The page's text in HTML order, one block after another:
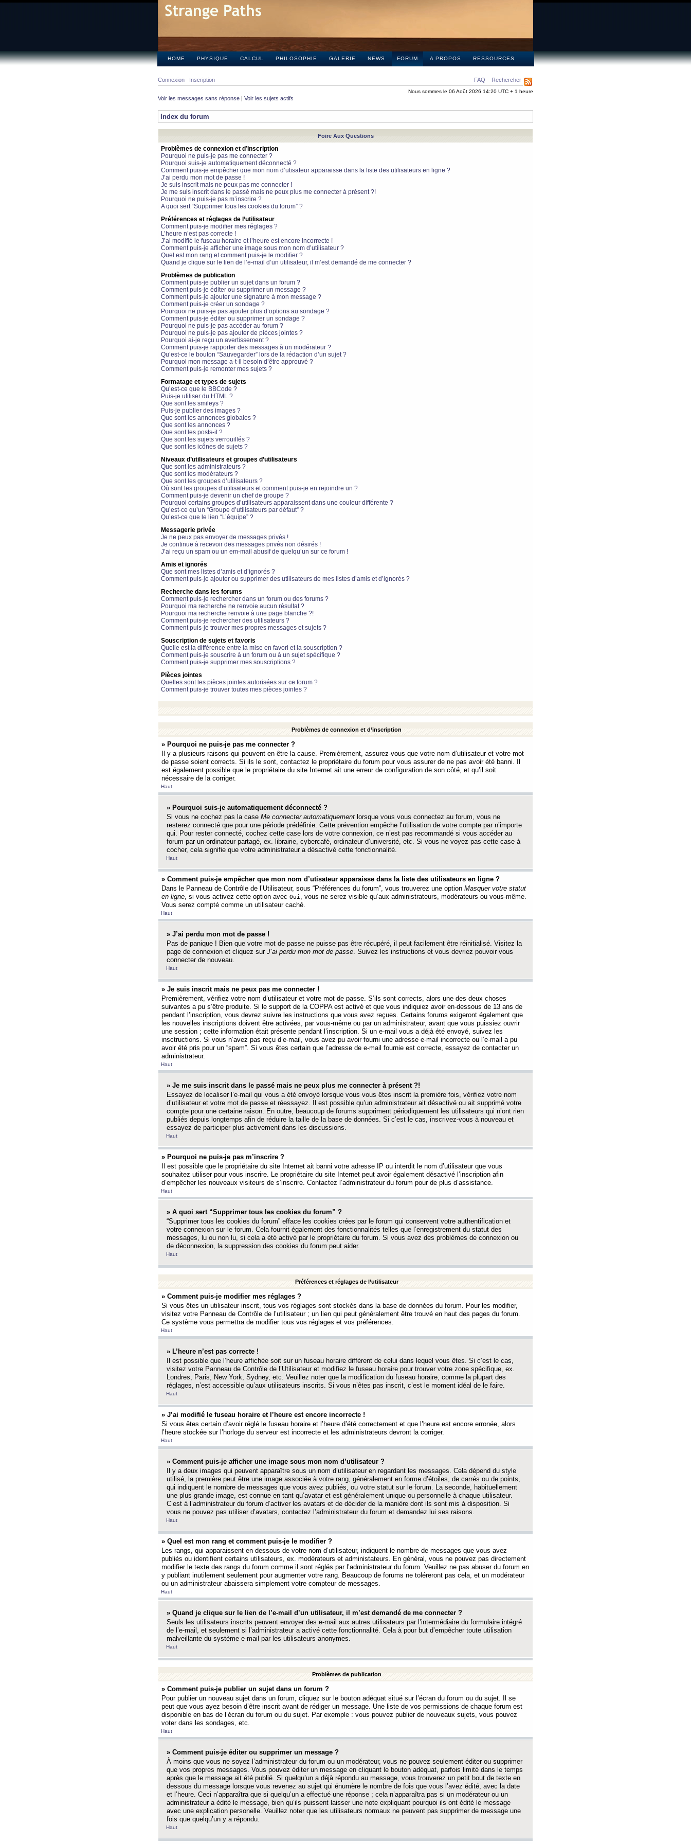
HOME PHYSIQUE CALCUL PHILOSOPHIE GALERIE NEWS FORUM A PROPOS RESSOURCES
FAQ Rechercher
Connexion Inscription
Nous sommes le 06 Août 2026 14:20 UTC + 1 heure
Voir les messages sans réponse | Voir les sujets actifs
Index du forum
Foire Aux Questions
Problèmes de connexion et d’inscription
Pourquoi ne puis-je pas me connecter ?
Pourquoi suis-je automatiquement déconnecté ?
Comment puis-je empêcher que mon nom d’utisateur apparaisse dans la liste des utilisateurs en ligne ?
J’ai perdu mon mot de passe !
Je suis inscrit mais ne peux pas me connecter !
Je me suis inscrit dans le passé mais ne peux plus me connecter à présent ?!
Pourquoi ne puis-je pas m’inscrire ?
A quoi sert “Supprimer tous les cookies du forum” ?
Préférences et réglages de l’utilisateur
Comment puis-je modifier mes réglages ?
L’heure n’est pas correcte !
J’ai modifié le fuseau horaire et l’heure est encore incorrecte !
Comment puis-je afficher une image sous mon nom d’utilisateur ?
Quel est mon rang et comment puis-je le modifier ?
Quand je clique sur le lien de l’e-mail d’un utilisateur, il m’est demandé de me connecter ?
Problèmes de publication
Comment puis-je publier un sujet dans un forum ?
Comment puis-je éditer ou supprimer un message ?
Comment puis-je ajouter une signature à mon message ?
Comment puis-je créer un sondage ?
Pourquoi ne puis-je pas ajouter plus d’options au sondage ?
Comment puis-je éditer ou supprimer un sondage ?
Pourquoi ne puis-je pas accéder au forum ?
Pourquoi ne puis-je pas ajouter de pièces jointes ?
Pourquoi ai-je reçu un avertissement ?
Comment puis-je rapporter des messages à un modérateur ?
Qu’est-ce le bouton “Sauvegarder” lors de la rédaction d’un sujet ?
Pourquoi mon message a-t-il besoin d’être approuvé ?
Comment puis-je remonter mes sujets ?
Formatage et types de sujets
Qu’est-ce que le BBCode ?
Puis-je utiliser du HTML ?
Que sont les smileys ?
Puis-je publier des images ?
Que sont les annonces globales ?
Que sont les annonces ?
Que sont les posts-it ?
Que sont les sujets verrouillés ?
Que sont les icônes de sujets ?
Niveaux d’utilisateurs et groupes d’utilisateurs
Que sont les administrateurs ?
Que sont les modérateurs ?
Que sont les groupes d’utilisateurs ?
Où sont les groupes d’utilisateurs et comment puis-je en rejoindre un ?
Comment puis-je devenir un chef de groupe ?
Pourquoi certains groupes d’utilisateurs apparaissent dans une couleur différente ?
Qu’est-ce qu’un “Groupe d’utilisateurs par défaut” ?
Qu’est-ce que le lien “L’équipe” ?
Messagerie privée
Je ne peux pas envoyer de messages privés !
Je continue à recevoir des messages privés non désirés !
J’ai reçu un spam ou un em-mail abusif de quelqu’un sur ce forum !
Amis et ignorés
Que sont mes listes d’amis et d’ignorés ?
Comment puis-je ajouter ou supprimer des utilisateurs de mes listes d’amis et d’ignorés ?
Recherche dans les forums
Comment puis-je rechercher dans un forum ou des forums ?
Pourquoi ma recherche ne renvoie aucun résultat ?
Pourquoi ma recherche renvoie à une page blanche ?!
Comment puis-je rechercher des utilisateurs ?
Comment puis-je trouver mes propres messages et sujets ?
Souscription de sujets et favoris
Quelle est la différence entre la mise en favori et la souscription ?
Comment puis-je souscrire à un forum ou à un sujet spécifique ?
Comment puis-je supprimer mes souscriptions ?
Pièces jointes
Quelles sont les pièces jointes autorisées sur ce forum ?
Comment puis-je trouver toutes mes pièces jointes ?
Problèmes de connexion et d’inscription
» Pourquoi ne puis-je pas me connecter ?
Il y a plusieurs raisons qui peuvent en être la cause. Premièrement, assurez-vous que votre nom d’utilisateur et votre mot
de passe soient corrects. Si ils le sont, contactez le propriétaire du forum pour vous assurer de ne pas avoir été banni. Il
est également possible que le propriétaire du site Internet ait une erreur de configuration de son côté, et qu’il soit
nécessaire de la corriger.
Haut
» Pourquoi suis-je automatiquement déconnecté ?
Si vous ne cochez pas la case Me connecter automatiquement lorsque vous vous connectez au forum, vous ne
resterez connecté que pour une période prédéfinie. Cette prévention empêche l’utilisation de votre compte par n’importe
qui. Pour rester connecté, cochez cette case lors de votre connexion, ce n’est pas recommandé si vous accéder au
forum par un ordinateur partagé, ex. librairie, cybercafé, ordinateur d’université, etc. Si vous ne voyez pas cette case à
cocher, cela signifie que votre administrateur a désactivé cette fonctionnalité.
Haut
» Comment puis-je empêcher que mon nom d’utisateur apparaisse dans la liste des utilisateurs en ligne ?
Dans le Panneau de Contrôle de l’Utilisateur, sous “Préférences du forum”, vous trouverez une option Masquer votre statut
en ligne, si vous activez cette option avec Oui , vous ne serez visible qu’aux administrateurs, modérateurs ou vous-même.
Vous serez compté comme un utilisateur caché.
Haut
» J’ai perdu mon mot de passe !
Pas de panique ! Bien que votre mot de passe ne puisse pas être récupéré, il peut facilement être réinitialisé. Visitez la
page de connexion et cliquez sur J’ai perdu mon mot de passe. Suivez les instructions et vous devriez pouvoir vous
connecter de nouveau.
Haut
» Je suis inscrit mais ne peux pas me connecter !
Premièrement, vérifiez votre nom d’utilisateur et votre mot de passe. S’ils sont corrects, alors une des deux choses
suivantes a pu s’être produite. Si le support de la COPPA est activé et que vous indiquiez avoir en-dessous de 13 ans de
pendant l’inscription, vous devrez suivre les instructions que vous avez reçues. Certains forums exigeront également que
les nouvelles inscriptions doivent être activées, par vous-même ou par un administrateur, avant que vous puissiez ouvrir
une session ; cette information était présente pendant l’inscription. Si un e-mail vous a déjà été envoyé, suivez les
insctructions. Si vous n’avez pas reçu d’e-mail, vous avez pu avoir fourni une adresse e-mail incorrecte ou l’e-mail a pu
avoir été pris pour un “spam”. Si vous êtes certain que l’adresse de e-mail fournie est correcte, essayez de contacter un
administrateur.
Haut
» Je me suis inscrit dans le passé mais ne peux plus me connecter à présent ?!
Essayez de localiser l’e-mail qui vous a été envoyé lorsque vous vous êtes inscrit la première fois, vérifiez votre nom
d’utilisateur et votre mot de passe et réessayez. Il est possible qu’un administrateur ait désactivé ou ait supprimé votre
compte pour une certaine raison. En outre, beaucoup de forums suppriment périodiquement les utilisateurs qui n’ont rien
publiés depuis longtemps afin de réduire la taille de la base de données. Si c’est le cas, inscrivez-vous à nouveau et
essayez de participer plus activement dans les discussions.
Haut
» Pourquoi ne puis-je pas m’inscrire ?
Il est possible que le propriétaire du site Internet ait banni votre adresse IP ou interdit le nom d’utilisateur que vous
souhaitez utiliser pour vous inscrire. Le propriétaire du site Internet peut avoir également désactivé l’inscription afin
d’empêcher les nouveaux visiteurs de s’inscrire. Contactez l’administrateur du forum pour de plus d’assistance.
Haut
» A quoi sert “Supprimer tous les cookies du forum” ?
“Supprimer tous les cookies du forum” efface les cookies crées par le forum qui conservent votre authentification et
votre connexion sur le forum. Cela fournit également des fonctionnalités telles que l’enregistrement du statut des
messages, lu ou non lu, si cela a été activé par le propriétaire du forum. Si vous avez des problèmes de connexion ou
de déconnexion, la suppression des cookies du forum peut aider.
Haut
Préférences et réglages de l’utilisateur
» Comment puis-je modifier mes réglages ?
Si vous êtes un utilisateur inscrit, tous vos réglages sont stockés dans la base de données du forum. Pour les modifier,
visitez votre Panneau de Contrôle de l’utilisateur ; un lien qui peut généralement être trouvé en haut des pages du forum.
Ce système vous permettra de modifier tous vos réglages et vos préférences.
Haut
» L’heure n’est pas correcte !
Il est possible que l’heure affichée soit sur un fuseau horaire différent de celui dans lequel vous êtes. Si c’est le cas,
visitez votre Panneau de Contrôle de l’Utilisateur et modifiez le fuseau horaire pour trouver votre zone spécifique, ex.
Londres, Paris, New York, Sydney, etc. Veuillez noter que la modification du fuseau horaire, comme la plupart des
réglages, n’est accessible qu’aux utilisateurs inscrits. Si vous n’êtes pas inscrit, c’est le moment idéal de le faire.
Haut
» J’ai modifié le fuseau horaire et l’heure est encore incorrecte !
Si vous êtes certain d’avoir réglé le fuseau horaire et l’heure d’été correctement et que l’heure est encore erronée, alors
l’heure stockée sur l’horloge du serveur est incorrecte et les administrateurs devront la corriger.
Haut
» Comment puis-je afficher une image sous mon nom d’utilisateur ?
Il y a deux images qui peuvent apparaître sous un nom d’utilisateur en regardant les messages. Cela dépend du style
utilisé, la première peut être une image associée à votre rang, généralement en forme d’étoiles, de carrés ou de points,
qui indiquent le nombre de messages que vous avez publiés, ou votre statut sur le forum. La seconde, habituellement
une plus grande image, est connue en tant qu’avatar et est généralement unique ou personnelle à chaque utilisateur.
C’est à l’administrateur du forum d’activer les avatars et de décider de la manière dont ils sont mis à disposition. Si
vous ne pouvez pas utiliser d’avatars, contactez l’administrateur du forum et demandez lui ses raisons.
Haut
» Quel est mon rang et comment puis-je le modifier ?
Les rangs, qui apparaissent en-dessous de votre nom d’utilisateur, indiquent le nombre de messages que vous avez
publiés ou identifient certains utilisateurs, ex. modérateurs et administateurs. En général, vous ne pouvez pas directement
modifier le texte des rangs du forum comme il sont réglés par l’administrateur du forum. Veuillez ne pas abuser du forum en
y publiant inutilement seulement pour augmenter votre rang. Beaucoup de forums ne toléreront pas cela, et un modérateur
ou un administrateur abaissera simplement votre compteur de messages.
Haut
» Quand je clique sur le lien de l’e-mail d’un utilisateur, il m’est demandé de me connecter ?
Seuls les utilisateurs inscrits peuvent envoyer des e-mail aux autres utilisateurs par l’intermédiaire du formulaire intégré
de l’e-mail, et seulement si l’administrateur a activé cette fonctionnalité. Cela à pour but d’empêcher toute utilisation
malveillante du système e-mail par les utilisateurs anonymes.
Haut
Problèmes de publication
» Comment puis-je publier un sujet dans un forum ?
Pour publier un nouveau sujet dans un forum, cliquez sur le bouton adéquat situé sur l’écran du forum ou du sujet. Il se
peut que vous ayez besoin d’être inscrit avant de rédiger un message. Une liste de vos permissions de chaque forum est
disponible en bas de l’écran du forum ou du sujet. Par exemple : vous pouvez publier de nouveaux sujets, vous pouvez
voter dans les sondages, etc.
Haut
» Comment puis-je éditer ou supprimer un message ?
À moins que vous ne soyez l’administrateur du forum ou un modérateur, vous ne pouvez seulement éditer ou supprimer
que vos propres messages. Vous pouvez éditer un message en cliquant le bouton adéquat, parfois limité dans le temps
après que le message ait été publié. Si quelqu’un a déjà répondu au message, vous trouverez un petit bout de texte en
dessous du message lorsque vous revenez au sujet qui énumère le nombre de fois que vous l’avez édité, avec la date
et l’heure. Ceci n’apparaîtra que si quelqu’un a effectué une réponse ; cela n’apparaîtra pas si un modérateur ou un
administrateur a édité le message, bien qu’ils puissent laisser une note expliquant pourquoi ils ont édité le message
avec une explication personelle. Veuillez noter que les utilisateurs normaux ne peuvent pas supprimer de message une
fois que quelqu’un y a répondu.
Haut